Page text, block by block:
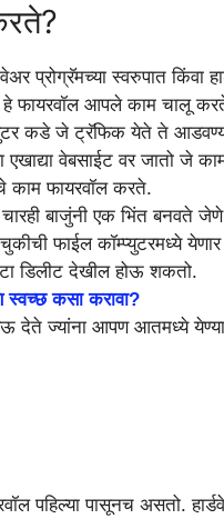
प्रोग्रॅमच्या स्वरुपात किंवा
हे फायरवॉल आपले काम चालू
कडे जे ट्रॅफिक येते ते
एखाद्या वेबसाईट वर जातो जे
काम फायरवॉल करते.
चारही बाजुंनी एक भिंत
चुकीची फाईल कॉम्प्युटरमध्ये
डिलीट देखील होऊ शकतो.
स्वच्छ कसा करावा?
देते ज्यांना आपण आतमध्ये
पहिल्या पासूनच असतो.